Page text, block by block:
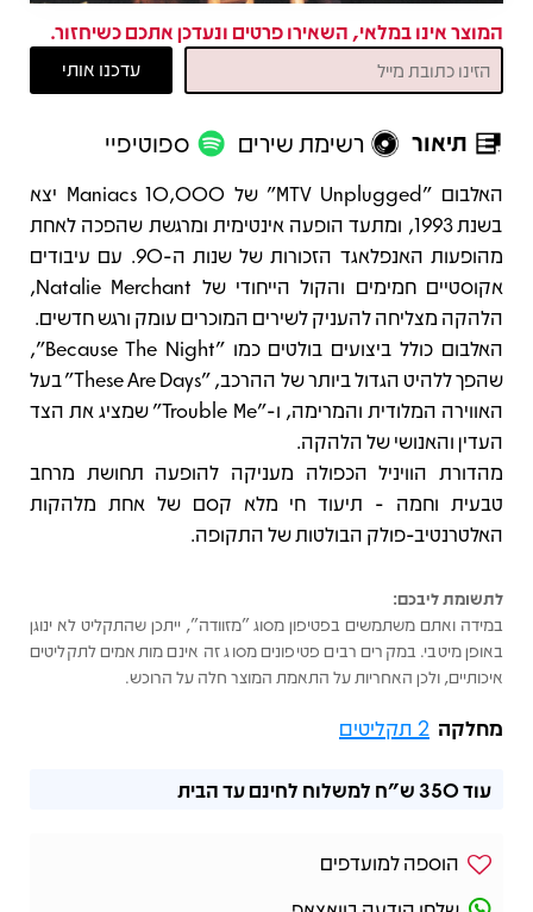
המוצר אינו במלאי, השאירו פרטים ונעדכן אתכם כשיחזור.
תיאור רשימת שירים ספוטיפיי
תיאור
האלבום "MTV Unplugged" של 10,000 Maniacs יצא
בשנת 1993, ומתעד הופעה אינטימית ומרגשת שהפכה לאחת
מהופעות האנפלאגד הזכורות של שנות ה-90. עם עיבודים
אקוסטיים חמימים והקול הייחודי של Natalie Merchant,
הלהקה מצליחה להעניק לשירים המוכרים עומק ורגש חדשים.
האלבום כולל ביצועים בולטים כמו "Because The Night",
שהפך ללהיט הגדול ביותר של ההרכב, "These Are Days" בעל
האווירה המלודית והמרימה, ו-"Trouble Me" שמציג את הצד
העדין והאנושי של הלהקה.
מהדורת הוויניל הכפולה מעניקה להופעה תחושת מרחב
טבעית וחמה - תיעוד חי מלא קסם של אחת מלהקות
האלטרנטיב-פולק הבולטות של התקופה.
לתשומת ליבכם:
במידה ואתם משתמשים בפטיפון מסוג "מזוודה", ייתכן שהתקליט לא ינוגן
באופן מיטבי. במקרים רבים פטיפונים מסוג זה אינם מותאמים לתקליטים
איכותיים, ולכן האחריות על התאמת המוצר חלה על הרוכש.
מחלקה 2 תקליטים
עוד350 ש"ח למשלוח לחינם עד הבית
הוספה למועדפים